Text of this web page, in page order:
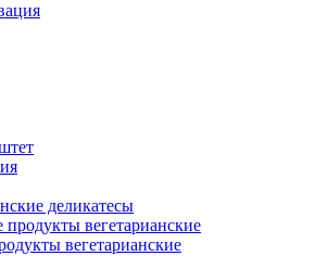
деликатесы
вегетарианские
вегетарианские